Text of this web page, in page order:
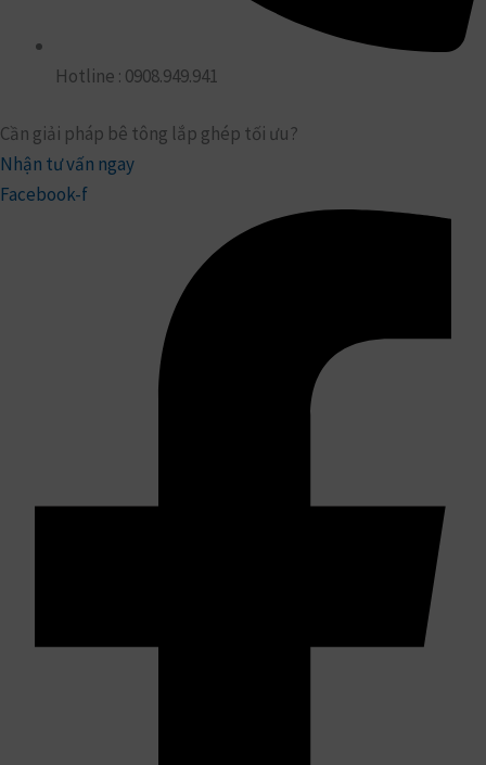
Hotline : 0908.949.941
Cần giải pháp bê tông lắp ghép tối ưu?
Nhận tư vấn ngay
Facebook-f